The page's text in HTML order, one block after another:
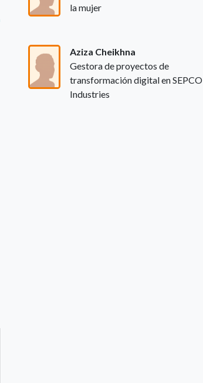
la mujer
Aziza Cheikhna
Gestora de proyectos de
transformación digital en SEPCO
Industries